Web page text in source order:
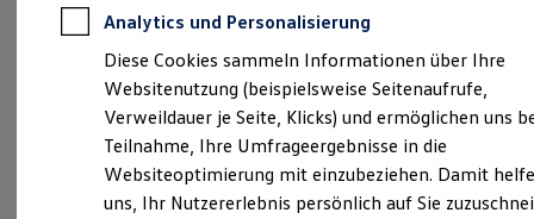
Autokredit mit Schlussrate
Versicherungen und Garantien
Kfz-Versicherung
Restschuldversicherungen
Garantien
Wartungsverträge
Geschäftskunden
Professional Class bei Volkswagen
Großkunden
Behörden
Analytics und Personalisierung
Diese Cookies sammeln Informationen über Ihre
Websitenutzung (beispielsweise Seitenaufrufe,
Verweildauer je Seite, Klicks) und ermöglichen uns
Teilnahme, Ihre Umfrageergebnisse in die
Websiteoptimierung mit einzubeziehen. Damit
uns, Ihr Nutzererlebnis persönlich auf Sie